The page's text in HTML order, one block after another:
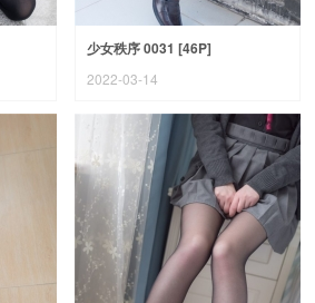
少女秩序 0031 [46P]
2022-03-14